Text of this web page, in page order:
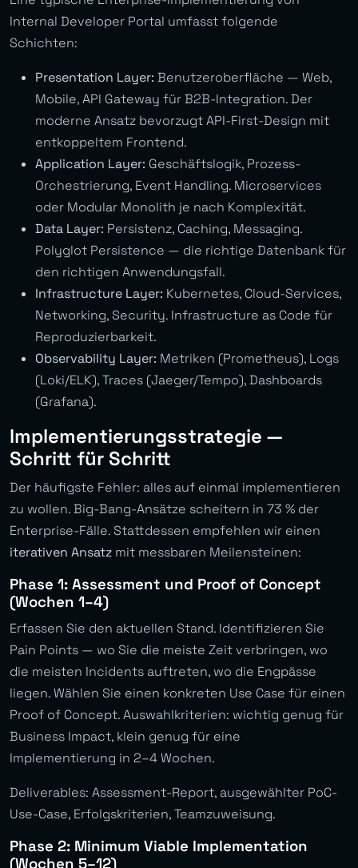
Internal Developer Portal umfasst folgende
Schichten:
Presentation Layer: Benutzeroberfläche — Web,
Mobile, API Gateway für B2B-Integration. Der
moderne Ansatz bevorzugt API-First-Design mit
entkoppeltem Frontend.
Application Layer: Geschäftslogik, Prozess-
Orchestrierung, Event Handling. Microservices
oder Modular Monolith je nach Komplexität.
Data Layer: Persistenz, Caching, Messaging.
Polyglot Persistence — die richtige Datenbank für
den richtigen Anwendungsfall.
Infrastructure Layer: Kubernetes, Cloud-Services,
Networking, Security. Infrastructure as Code für
Reproduzierbarkeit.
Observability Layer: Metriken (Prometheus), Logs
(Loki/ELK), Traces (Jaeger/Tempo), Dashboards
(Grafana).
Implementierungsstrategie —
Schritt für Schritt
Der häufigste Fehler: alles auf einmal implementieren
zu wollen. Big-Bang-Ansätze scheitern in 73 % der
Enterprise-Fälle. Stattdessen empfehlen wir einen
iterativen Ansatz mit messbaren Meilensteinen:
Phase 1: Assessment und Proof of Concept
(Wochen 1–4)
Erfassen Sie den aktuellen Stand. Identifizieren Sie
Pain Points — wo Sie die meiste Zeit verbringen, wo
die meisten Incidents auftreten, wo die Engpässe
liegen. Wählen Sie einen konkreten Use Case für einen
Proof of Concept. Auswahlkriterien: wichtig genug für
Business Impact, klein genug für eine
Implementierung in 2–4 Wochen.
Deliverables: Assessment-Report, ausgewählter PoC-
Use-Case, Erfolgskriterien, Teamzuweisung.
Phase 2: Minimum Viable Implementation
(Wochen 5–12)